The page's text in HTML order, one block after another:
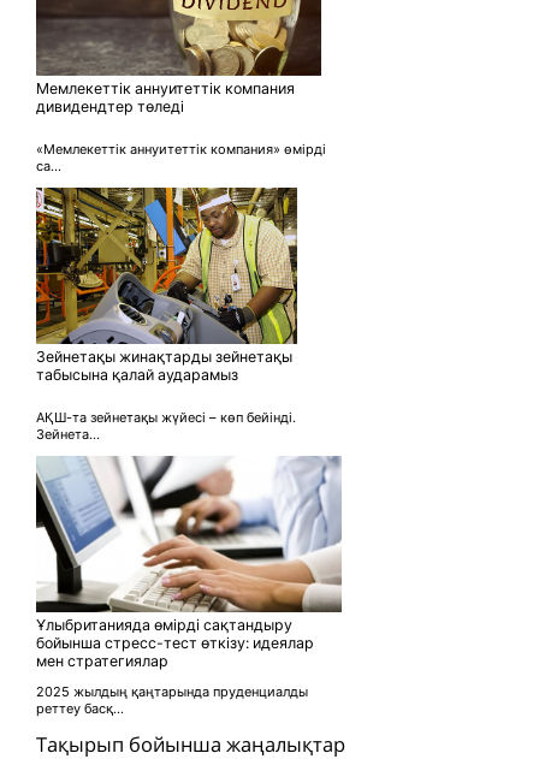
Тақырып бойынша жаңалықтар
Мемлекеттік аннуитеттік компания
дивидендтер төледі
«Мемлекеттік аннуитеттік компания» өмірді
са...
Зейнетақы жинақтарды зейнетақы
табысына қалай аударамыз
АҚШ-та зейнетақы жүйесі – көп бейінді.
Зейнета...
Ұлыбританияда өмірді сақтандыру
бойынша стресс-тест өткізу: идеялар
мен стратегиялар
2025 жылдың қаңтарында пруденциалды
реттеу басқ...